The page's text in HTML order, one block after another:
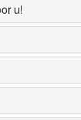
u!